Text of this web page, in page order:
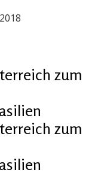
zum
zum